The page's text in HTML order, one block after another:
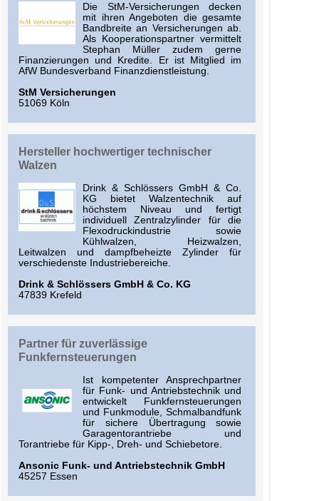
Die StM-Versicherungen decken
mit ihren Angeboten die gesamte
Bandbreite an Versicherungen ab.
Als Kooperationspartner vermittelt
Stephan Müller zudem gerne
Finanzierungen und Kredite. Er ist Mitglied im
AfW Bundesverband Finanzdienstleistung.
StM Versicherungen
51069 Köln
Hersteller hochwertiger technischer
Walzen
Drink & Schlössers GmbH & Co.
KG bietet Walzentechnik auf
höchstem Niveau und fertigt
individuell Zentralzylinder für die
Flexodruckindustrie sowie
Kühlwalzen, Heizwalzen,
Leitwalzen und dampfbeheizte Zylinder für
verschiedenste Industriebereiche.
Drink & Schlössers GmbH & Co. KG
47839 Krefeld
Partner für zuverlässige
Funkfernsteuerungen
Ist kompetenter Ansprechpartner
für Funk- und Antriebstechnik und
entwickelt Funkfernsteuerungen
und Funkmodule, Schmalbandfunk
für sichere Übertragung sowie
Garagentorantriebe und
Torantriebe für Kipp-, Dreh- und Schiebetore.
Ansonic Funk- und Antriebstechnik GmbH
45257 Essen